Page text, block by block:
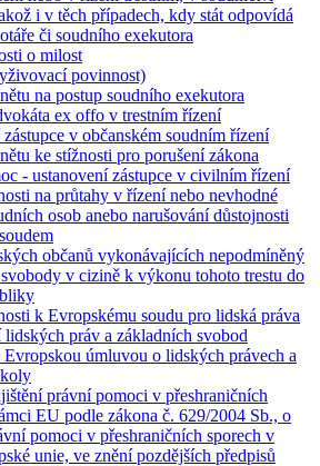
i v těch případech, kdy stát odpovídá
či soudního exekutora
o milost
povinnost)
na postup soudního exekutora
ex offo v trestním řízení
v občanském soudním řízení
ke stížnosti pro porušení zákona
- ustanovení zástupce v civilním řízení
na průtahy v řízení nebo nevhodné
osob anebo narušování důstojnosti
občanů vykonávajících nepodmíněný
v cizině k výkonu tohoto trestu do
k Evropskému soudu pro lidská práva
lidských práv a základních svobod
Evropskou úmluvou o lidských právech a
právní pomoci v přeshraničních
EU podle zákona č. 629/2004 Sb., o
pomoci v přeshraničních sporech v
unie, ve znění pozdějších předpisů